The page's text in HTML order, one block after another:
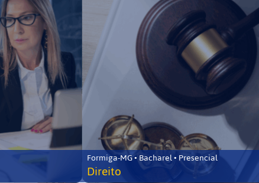
Formiga-MG • Bacharel • Presencial
Direito